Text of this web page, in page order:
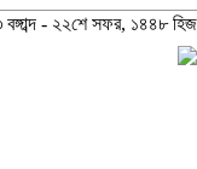
- ২২শে সফর, ১৪৪৮